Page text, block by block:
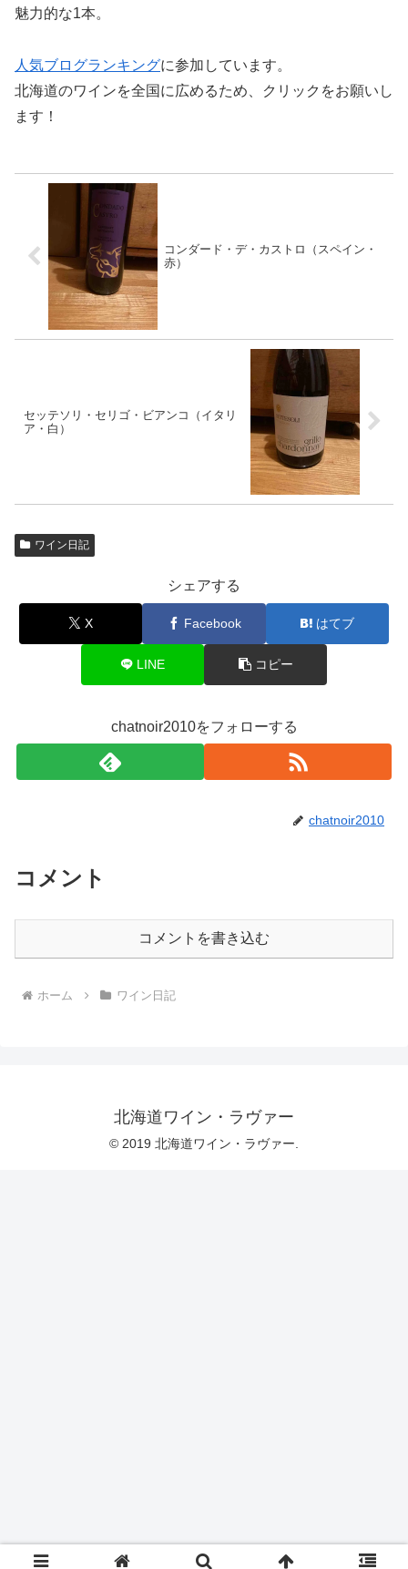
魅力的な1本。
人気ブログランキングに参加しています。
北海道のワインを全国に広めるため、クリックをお願いし
ます！
コンダード・デ・カストロ（スペイン・
赤）
セッテソリ・セリゴ・ビアンコ（イタリ
ア・白）
ワイン日記
シェアする
X Facebook はてブ
LINE コピー
chatnoir2010をフォローする
chatnoir2010
コメント
コメントを書き込む
ホーム ワイン日記
北海道ワイン・ラヴァー
© 2019 北海道ワイン・ラヴァー.